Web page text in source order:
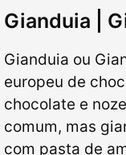
Gianduia |
Gianduia ou
europeu de
chocolate e
comum, mas
com pasta de